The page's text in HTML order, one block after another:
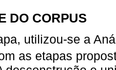
DO CORPUS
utilizou-se a
as etapas